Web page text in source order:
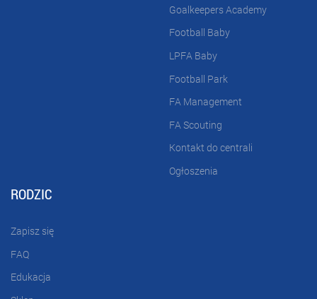
Goalkeepers Academy
Football Baby
LPFA Baby
Football Park
FA Management
FA Scouting
Kontakt do centrali
Ogłoszenia
RODZIC
Zapisz się
FAQ
Edukacja